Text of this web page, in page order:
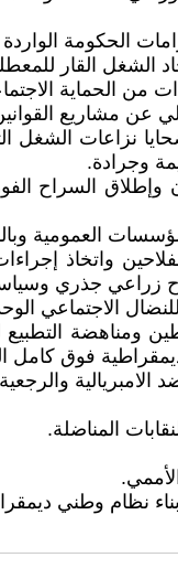
الحكومة الواردة
القار
من الحماية
عن مشاريع
نزاعات
وجرادة.
وإطلاق السراح
العمومية
واتخاذ
زراعي جذري
للنضال الاجتماعي
ومناهضة
فوق
نظام وطني